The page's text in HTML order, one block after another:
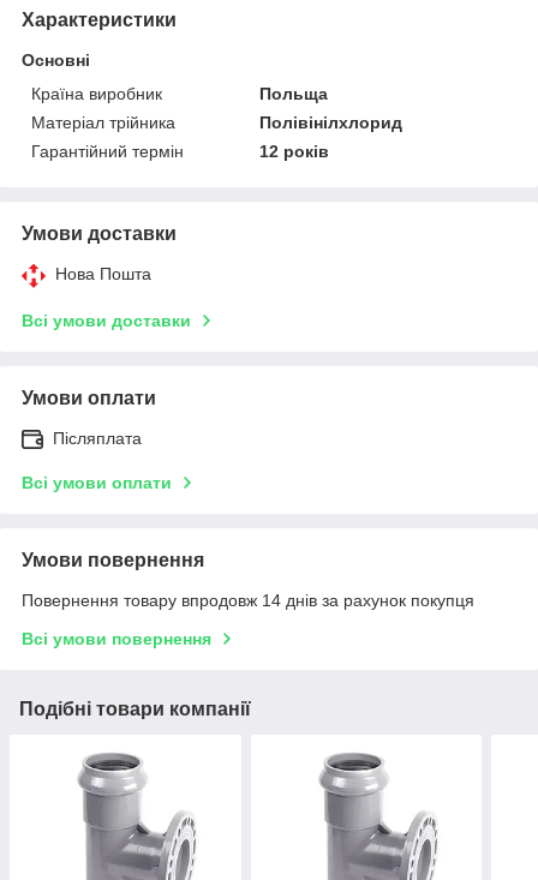
Характеристики
Основні
Країна виробник
Польща
Матеріал трійника
Полівінілхлорид
Гарантійний термін
12 років
Умови доставки
Нова Пошта
Всі умови доставки
Умови оплати
Післяплата
Всі умови оплати
Умови повернення
Повернення товару впродовж 14 днів за рахунок покупця
Всі умови повернення
Подібні товари компанії